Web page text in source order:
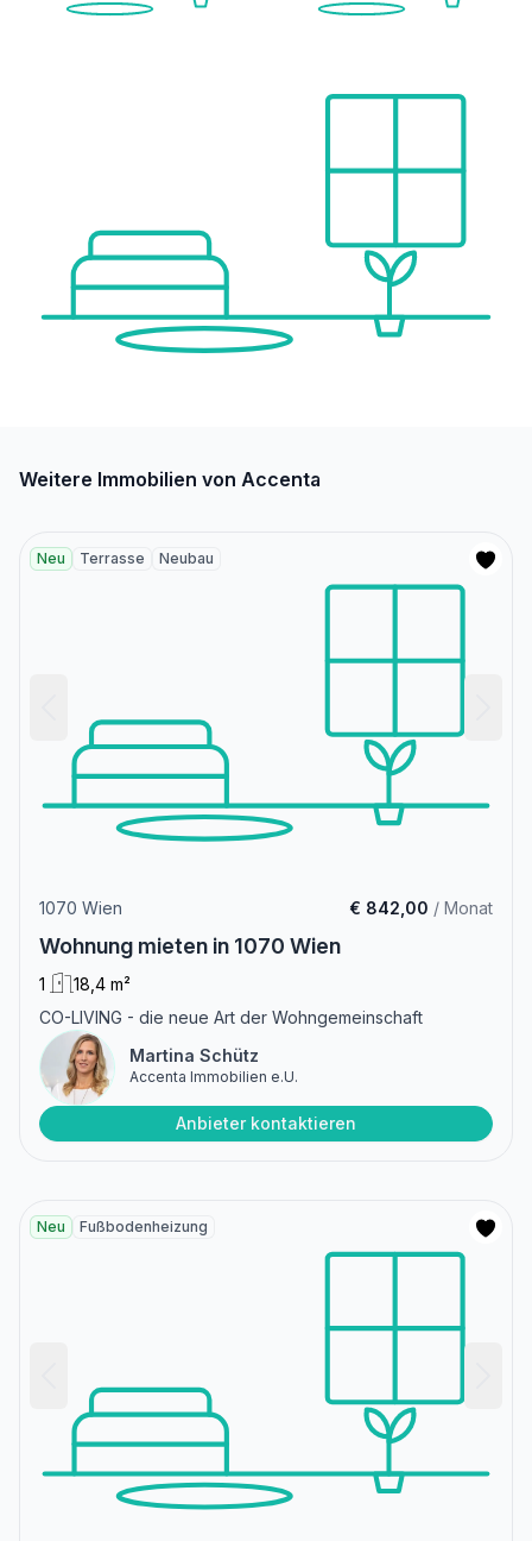
Weitere Immobilien von Accenta
Neu Terrasse Neubau
1070 Wien € 842,00 / Monat
Wohnung mieten in 1070 Wien
1
18,4 m²
CO-LIVING - die neue Art der Wohngemeinschaft
Martina Schütz
Accenta Immobilien e.U.
Anbieter kontaktieren
Neu Fußbodenheizung